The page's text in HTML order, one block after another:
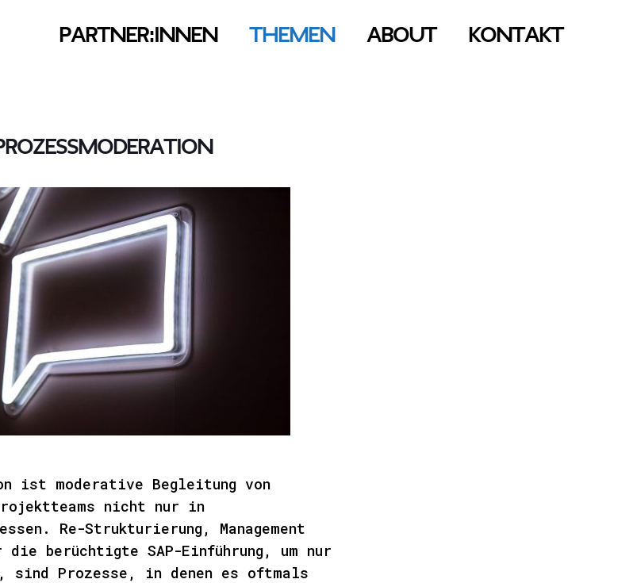
Partner:innen Themen About Kontakt
ist moderative Begleitung von
Projektteams nicht nur in
Re-Strukturierung, Management
die berüchtigte SAP-Einführung, um nur
sind Prozesse, in denen es oftmals